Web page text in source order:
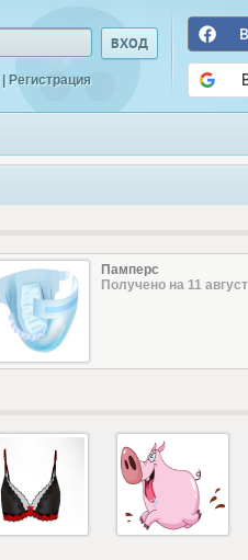
| Регистрация
Памперс
Получено на 11